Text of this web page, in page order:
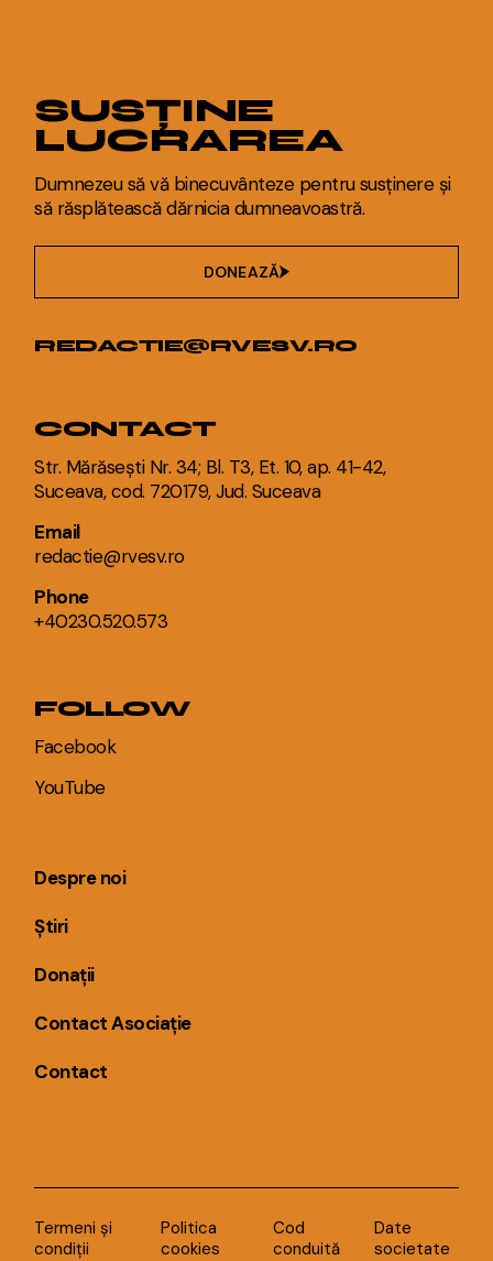
SUSȚINE
LUCRAREA
Dumnezeu să vă binecuvânteze pentru susținere și
să răsplătească dărnicia dumneavoastră.
DONEAZĂ
REDACTIE@RVESV.RO
CONTACT
Str. Mărăsești Nr. 34; Bl. T3, Et. 10, ap. 41-42,
Suceava, cod. 720179, Jud. Suceava
Email
redactie@rvesv.ro
Phone
+40230.520.573
FOLLOW
Facebook
YouTube
Despre noi
Știri
Donații
Contact Asociație
Contact
Termeni și
condiții
Politica
cookies
Cod
conduită
Date
societate